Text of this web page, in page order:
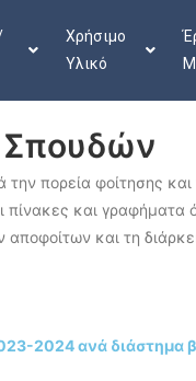
Χρήσιμο
Υλικό
Σπουδών
πορεία φοίτησης
και
και τη
2024 ανά διάστημα